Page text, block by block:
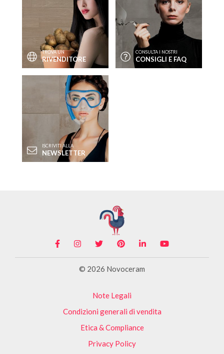
TROVA UN
RIVENDITORE
CONSULTA I NOSTRI
CONSIGLI E FAQ
ISCRIVITI ALLA
NEWSLETTER
© 2026 Novoceram
Note Legali
Condizioni generali di vendita
Etica & Compliance
Privacy Policy